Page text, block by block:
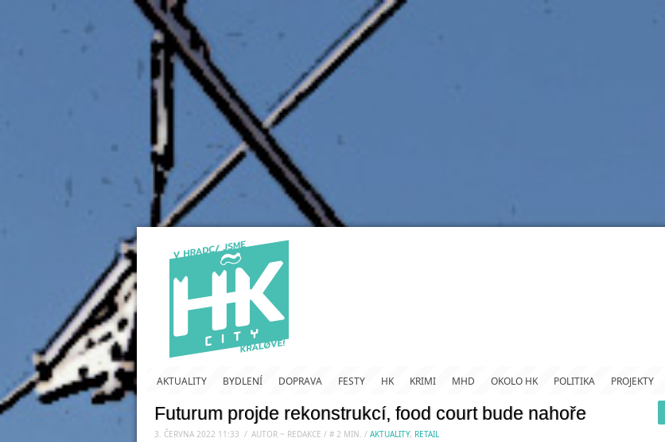
AKTUALITY BYDLENÍ DOPRAVA FESTY HK KRIMI MHD OKOLO HK POLITIKA PROJEKTY
Futurum projde rekonstrukcí, food court bude nahoře
3. ČERVNA 2022 11:33 / AUTOR ~ REDAKCE / # 2 MIN. / AKTUALITY, RETAIL